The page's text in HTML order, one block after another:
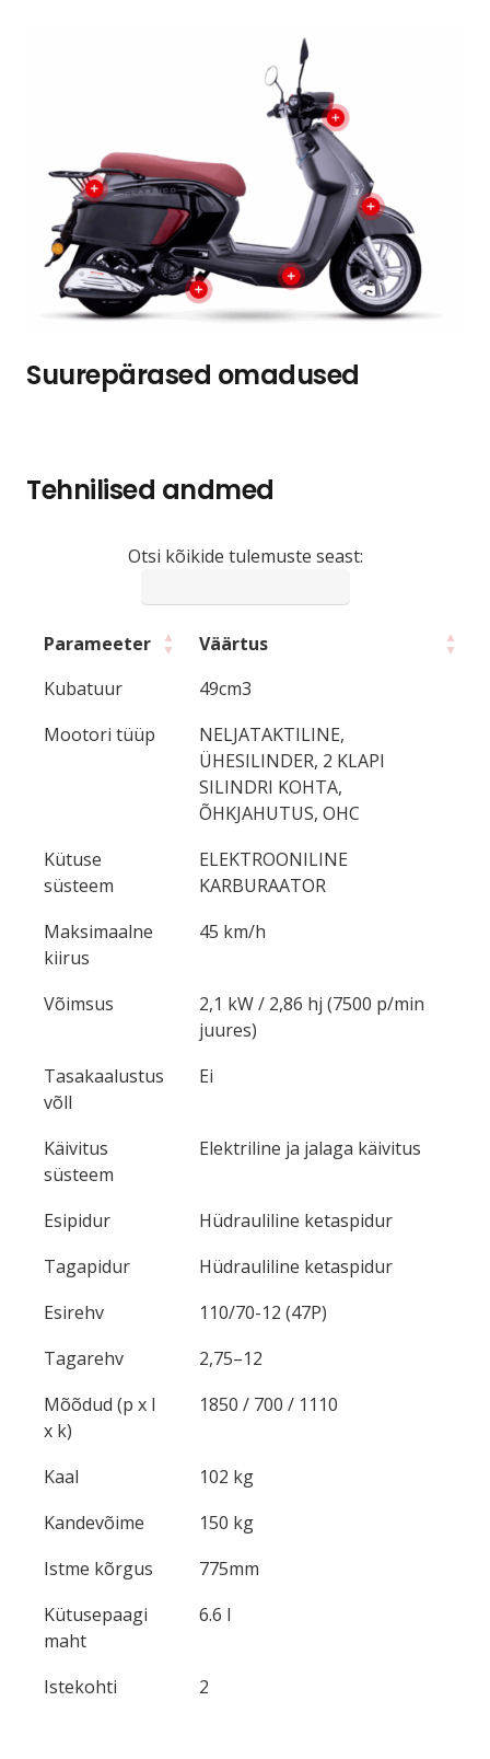
Suurepärased omadused
Tehnilised andmed
Otsi kõikide tulemuste seast:
Parameeter
Väärtus
Kubatuur
49cm3
Mootori tüüp
NELJATAKTILINE,
ÜHESILINDER, 2 KLAPI
SILINDRI KOHTA,
ÕHKJAHUTUS, OHC
Kütuse
süsteem
ELEKTROONILINE
KARBURAATOR
Maksimaalne
kiirus
45 km/h
Võimsus
2,1 kW / 2,86 hj (7500 p/min
juures)
Tasakaalustus
võll
Ei
Käivitus
süsteem
Elektriline ja jalaga käivitus
Esipidur
Hüdrauliline ketaspidur
Tagapidur
Hüdrauliline ketaspidur
Esirehv
110/70-12 (47P)
Tagarehv
2,75–12
Mõõdud (p x l
x k)
1850 / 700 / 1110
Kaal
102 kg
Kandevõime
150 kg
Istme kõrgus
775mm
Kütusepaagi
maht
6.6 l
Istekohti 2